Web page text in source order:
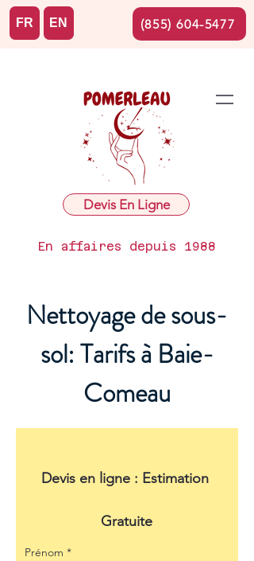
Devis En Ligne
En affaires depuis 1988
FR EN (855) 604-5477
Nettoyage de sous-
sol: Tarifs à Baie-
Comeau
Devis en ligne : Estimation
Gratuite
Prénom *